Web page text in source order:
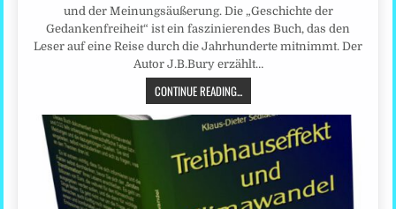
und der Meinungsäußerung. Die „Geschichte der
Gedankenfreiheit“ ist ein faszinierendes Buch, das den
Leser auf eine Reise durch die Jahrhunderte mitnimmt. Der
Autor J.B.Bury erzählt…
CONTINUE READING...